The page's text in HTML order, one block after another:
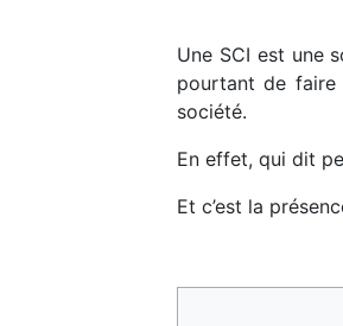
Une SCI est une
pourtant de faire
société.
En effet, qui dit
Et c’est la